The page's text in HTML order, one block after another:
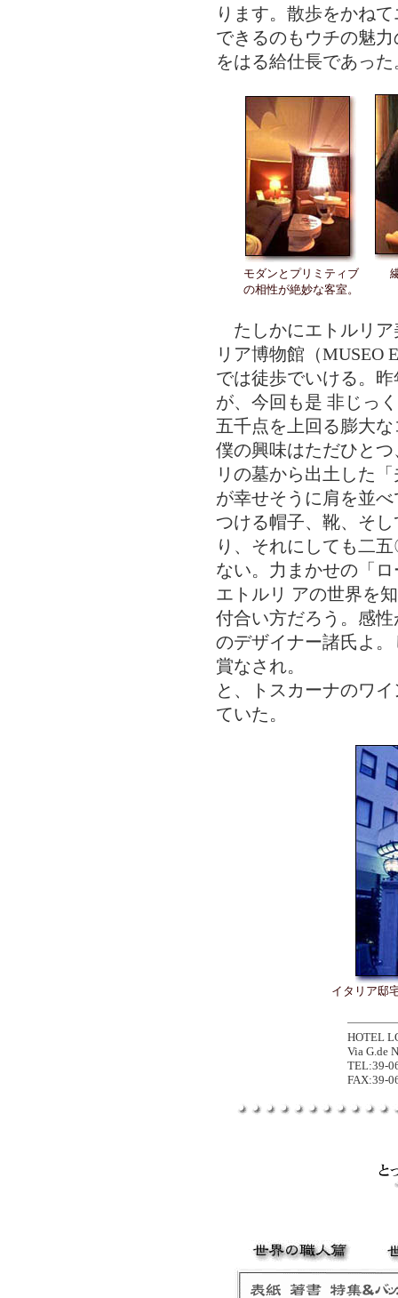
ります。散歩をかね
できるのもウチの魅
をはる給仕長であった
モダンとプリミティブ
の相性が絶妙な客室。
たしかにエトルリア
リア博物館（MUSEO
では徒歩でいける。
が、今回も是 非じっ
五千点を上回る膨大
僕の興味はただひと
リの墓から出土した
が幸せそうに肩を並
つける帽子、靴、そ
り、それにしても二
ない。力まかせの「
エトルリ アの世界を
付合い方だろう。感
のデザイナー諸氏よ
賞なされ。
と、トスカーナのワ
ていた。
イタリア邸
HOTEL
Via G.de
TEL:39-
FAX:39-